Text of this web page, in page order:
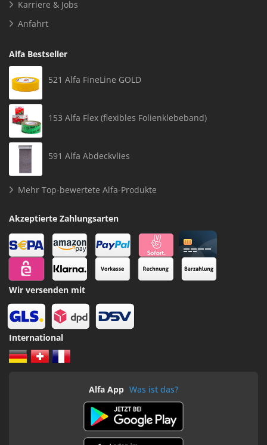
Karriere & Jobs
Anfahrt
Alfa Bestseller
521 Alfa FineLine GOLD
153 Alfa Flex (flexibles Folienklebeband)
591 Alfa Abdeckvlies
Mehr Top-bewertete Alfa-Produkte
Akzeptierte Zahlungsarten
Wir versenden mit
International
Alfa App Was ist das?